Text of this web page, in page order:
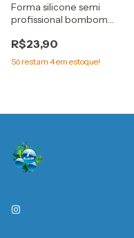
Forma silicone semi
profissional bombom
R$23,90
Só restam 4em estoque!